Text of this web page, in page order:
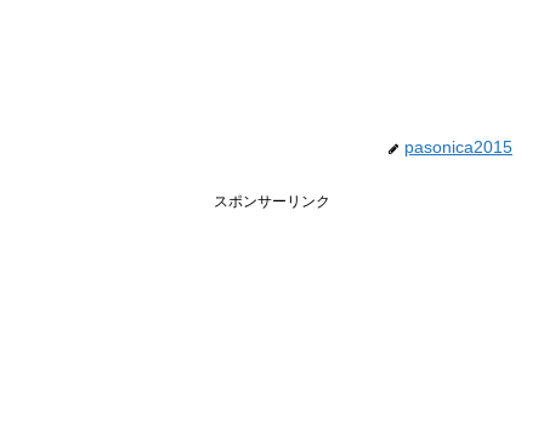
pasonica2015
スポンサーリンク